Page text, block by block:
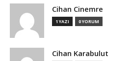
Cihan Cinemre
1 YAZI 0 YORUM
Cihan Karabulut